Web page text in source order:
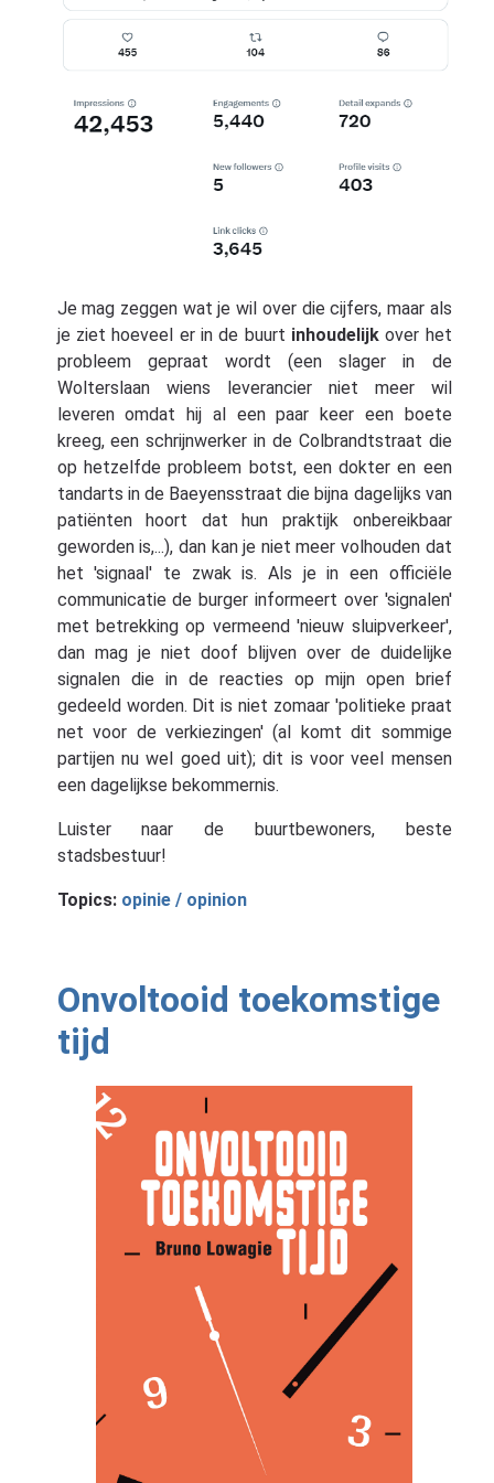
Je mag zeggen wat je wil over die cijfers, maar als
je ziet hoeveel er in de buurt inhoudelijk over het
probleem gepraat wordt (een slager in de
Wolterslaan wiens leverancier niet meer wil
leveren omdat hij al een paar keer een boete
kreeg, een schrijnwerker in de Colbrandtstraat die
op hetzelfde probleem botst, een dokter en een
tandarts in de Baeyensstraat die bijna dagelijks van
patiënten hoort dat hun praktijk onbereikbaar
geworden is,...), dan kan je niet meer volhouden dat
het 'signaal' te zwak is. Als je in een officiële
communicatie de burger informeert over 'signalen'
met betrekking op vermeend 'nieuw sluipverkeer',
dan mag je niet doof blijven over de duidelijke
signalen die in de reacties op mijn open brief
gedeeld worden. Dit is niet zomaar 'politieke praat
net voor de verkiezingen' (al komt dit sommige
partijen nu wel goed uit); dit is voor veel mensen
een dagelijkse bekommernis.
Luister naar de buurtbewoners, beste
stadsbestuur!
Topics: opinie / opinion
Onvoltooid toekomstige
tijd